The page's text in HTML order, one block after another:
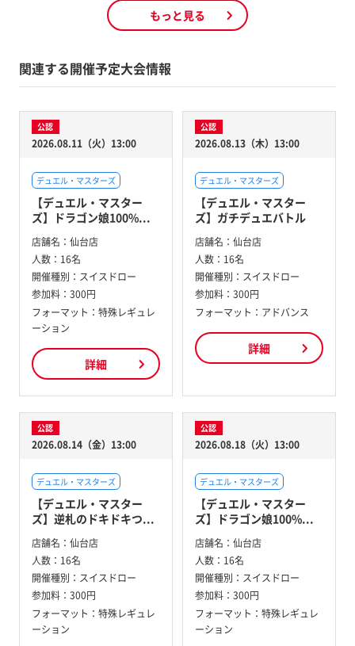
もっと見る
関連する開催予定大会情報
公認
2026.08.11（火）13:00
デュエル・マスターズ
【デュエル・マスター
ズ】ドラゴン娘100%...
店舗名： 仙台店
人数： 16名
開催種別： スイスドロー
参加料： 300円
フォーマット：特殊レギュレ
ーション
詳細
公認
2026.08.13（木）13:00
デュエル・マスターズ
【デュエル・マスター
ズ】ガチデュエバトル
店舗名： 仙台店
人数： 16名
開催種別： スイスドロー
参加料： 300円
フォーマット：アドバンス
詳細
公認
2026.08.14（金）13:00
デュエル・マスターズ
【デュエル・マスター
ズ】逆札のドキドキつ...
店舗名： 仙台店
人数： 16名
開催種別： スイスドロー
参加料： 300円
フォーマット：特殊レギュレ
ーション
公認
2026.08.18（火）13:00
デュエル・マスターズ
【デュエル・マスター
ズ】ドラゴン娘100%...
店舗名： 仙台店
人数： 16名
開催種別： スイスドロー
参加料： 300円
フォーマット：特殊レギュレ
ーション